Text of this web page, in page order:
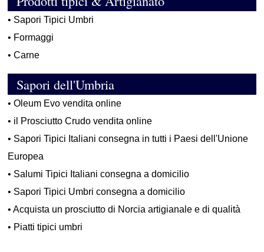
• Sapori Tipici Umbri
• Formaggi
•Carne
Sapori dell'Umbria
•Oleum Evo vendita online
• il Prosciutto Crudo vendita online
• Sapori Tipici Italiani consegna in tutti i Paesi dell'Unione
Europea
• Salumi Tipici Italiani consegna a domicilio
• Sapori Tipici Umbri consegna a domicilio
•Acquista un prosciutto di Norcia artigianale e di qualità
• Piatti tipici umbri